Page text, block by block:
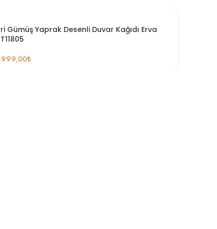
Gümüş Yaprak Desenli Duvar Kağıdı Erva
₺